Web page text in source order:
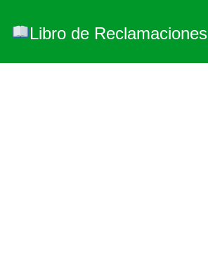
Libro de Reclamaciones